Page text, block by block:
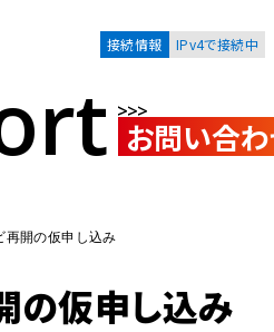
接続情報 IPv4で接続中
お問い合わ
再開の仮申し込み
の仮申し込み